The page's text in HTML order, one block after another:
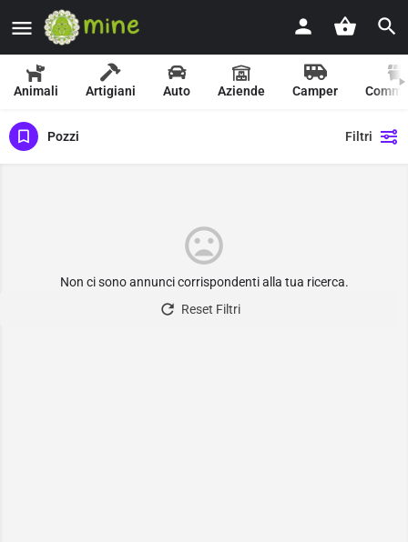
Animali Artigiani Auto Aziende Camper
Pozzi Filtri
Non ci sono annunci corrispondenti alla tua ricerca.
Reset Filtri